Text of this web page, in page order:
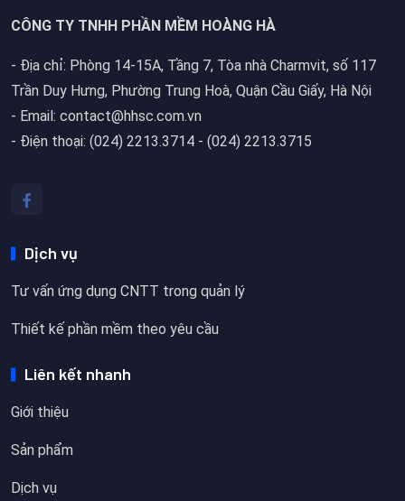
CÔNG TY TNHH PHẦN MỀM HOÀNG HÀ
- Địa chỉ: Phòng 14-15A, Tầng 7, Tòa nhà Charmvit, số 117
Trần Duy Hưng, Phường Trung Hoà, Quận Cầu Giấy, Hà Nội
- Email: contact@hhsc.com.vn
- Điện thoại: (024) 2213.3714 - (024) 2213.3715
Dịch vụ
Tư vấn ứng dụng CNTT trong quản lý
Thiết kế phần mềm theo yêu cầu
Liên kết nhanh
Giới thiệu
Sản phẩm
Dịch vụ